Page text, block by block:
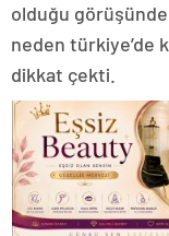
olduğu
neden türkiye’de
dikkat çekti.